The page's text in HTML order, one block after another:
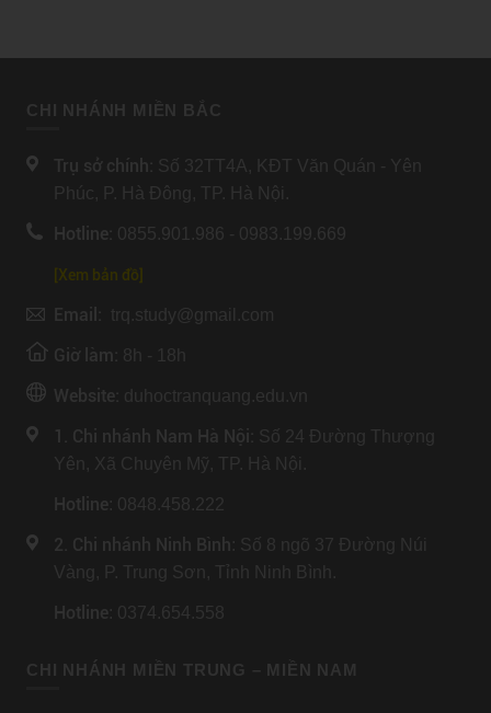
CHI NHÁNH MIỀN BẮC
Trụ sở chính: Số 32TT4A, KĐT Văn Quán - Yên
Phúc, P. Hà Đông, TP. Hà Nội.
Hotline: 0855.901.986 - 0983.199.669
[Xem bản đồ]
Email: trq.study@gmail.com
Giờ làm: 8h - 18h
Website: duhoctranquang.edu.vn
1. Chi nhánh Nam Hà Nội: Số 24 Đường Thượng
Yên, Xã Chuyên Mỹ, TP. Hà Nội.
Hotline: 0848.458.222
2. Chi nhánh Ninh Bình: Số 8 ngõ 37 Đường Núi
Vàng, P. Trung Sơn, Tỉnh Ninh Bình.
Hotline: 0374.654.558
CHI NHÁNH MIỀN TRUNG – MIỀN NAM